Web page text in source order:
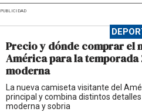
PUBLICIDAD
Precio y dónde comprar el
América para la temporada
moderna
La nueva camiseta visitante del
principal y combina distintos
moderna y sobria